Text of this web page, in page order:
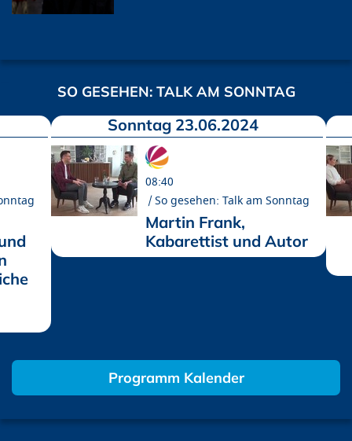
SO GESEHEN: TALK AM SONNTAG
Sonntag 23.06.2024
08:40
So gesehen: Talk am Sonntag
Martin Frank,
Kabarettist und Autor
Programm Kalender